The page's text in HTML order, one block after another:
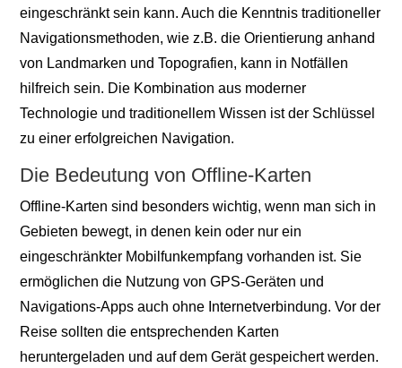
eingeschränkt sein kann. Auch die Kenntnis traditioneller
Navigationsmethoden, wie z.B. die Orientierung anhand
von Landmarken und Topografien, kann in Notfällen
hilfreich sein. Die Kombination aus moderner
Technologie und traditionellem Wissen ist der Schlüssel
zu einer erfolgreichen Navigation.
Die Bedeutung von Offline-Karten
Offline-Karten sind besonders wichtig, wenn man sich in
Gebieten bewegt, in denen kein oder nur ein
eingeschränkter Mobilfunkempfang vorhanden ist. Sie
ermöglichen die Nutzung von GPS-Geräten und
Navigations-Apps auch ohne Internetverbindung. Vor der
Reise sollten die entsprechenden Karten
heruntergeladen und auf dem Gerät gespeichert werden.